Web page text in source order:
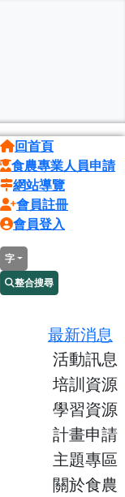
回首頁
食農專業人員申請
網站導覽
會員註冊
會員登入
字
整合搜尋
最新消息
活動訊息
培訓資源
學習資源
計畫申請
主題專區
關於食農